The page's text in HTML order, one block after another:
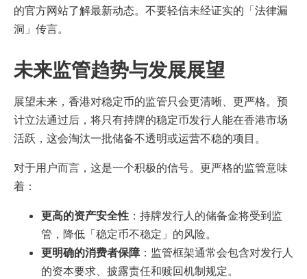
的官方网站了解最新动态。不要轻信未经证实的「法律漏
洞」传言。
未来监管趋势与发展展望
展望未来，香港对稳定币的监管只会更清晰、更严格。预
计立法通过后，将只有持牌的稳定币发行人能在香港市场
活跃，这会淘汰一批储备不透明或运营不稳的项目。
对于用户而言，这是一个积极的信号。更严格的监管意味
着：
更高的资产安全性 ：持牌发行人的储备金将受到监
管，降低「稳定币不稳定」的风险。
更明确的消费者保障 ：监管框架通常会包含对发行人
的资本要求、披露责任和赎回机制规定。